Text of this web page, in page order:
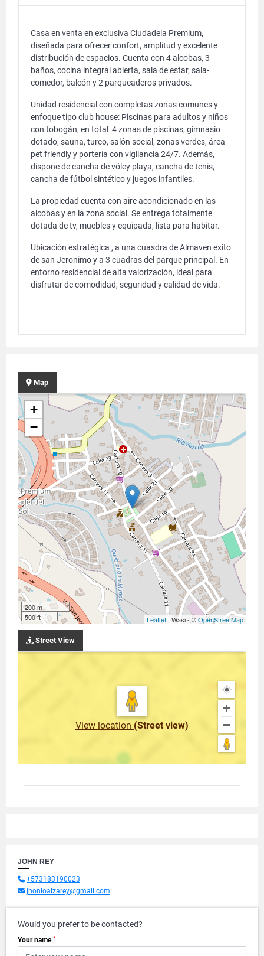
Casa en venta en exclusiva Ciudadela Premium,
diseñada para ofrecer confort, amplitud y excelente
distribución de espacios. Cuenta con 4 alcobas, 3
baños, cocina integral abierta, sala de estar, sala-
comedor, balcón y 2 parqueaderos privados.
Unidad residencial con completas zonas comunes y
enfoque tipo club house: Piscinas para adultos y niños
con tobogán, en total 4 zonas de piscinas, gimnasio
dotado, sauna, turco, salón social, zonas verdes, área
pet friendly y portería con vigilancia 24/7. Además,
dispone de cancha de vóley playa, cancha de tenis,
cancha de fútbol sintético y juegos infantiles.
La propiedad cuenta con aire acondicionado en las
alcobas y en la zona social. Se entrega totalmente
dotada de tv, muebles y equipada, lista para habitar.
Ubicación estratégica , a una cuasdra de Almaven exito
de san Jeronimo y a 3 cuadras del parque principal. En
entorno residencial de alta valorización, ideal para
disfrutar de comodidad, seguridad y calidad de vida.
Map
+
−
200 m
500 ft
Leaflet | Wasi - ©OpenStreetMap
Street View
View location (Street view)
JOHN REY
+573183190023
jhonloaizarey@gmail.com
Would you prefer to be contacted?
Your name *